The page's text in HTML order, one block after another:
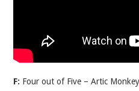
F: Four out of Five – Artic